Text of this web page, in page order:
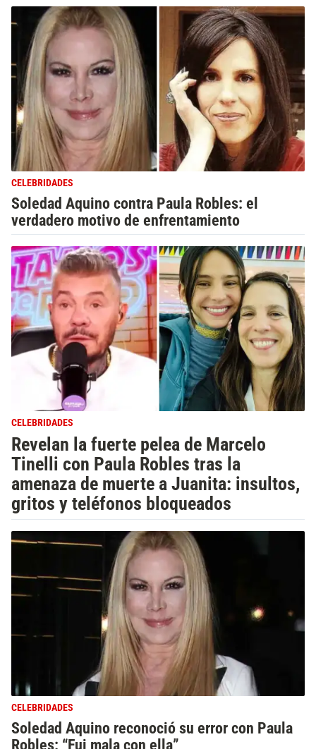
CELEBRIDADES
Soledad Aquino contra Paula Robles: el
verdadero motivo de enfrentamiento
CELEBRIDADES
Revelan la fuerte pelea de Marcelo
Tinelli con Paula Robles tras la
amenaza de muerte a Juanita: insultos,
gritos y teléfonos bloqueados
CELEBRIDADES
Soledad Aquino reconoció su error con Paula
Robles: “Fui mala con ella”